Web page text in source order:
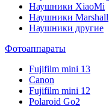
Наушники XiaoMi
Наушники Marshall
Наушники другие
Фотоаппараты
Fujifilm mini 13
Canon
Fujifilm mini 12
Polaroid Go2